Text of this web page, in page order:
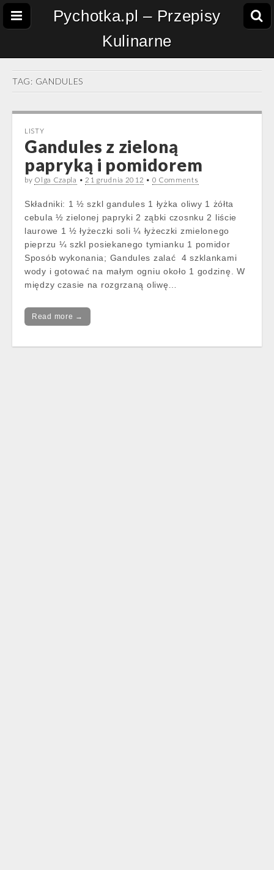
Pychotka.pl – Przepisy
Kulinarne
TAG: GANDULES
LISTY
Gandules z zieloną
papryką i pomidorem
by Olga Czapla • 21 grudnia 2012 • 0 Comments
Składniki: 1 ½ szkl gandules 1 łyżka oliwy 1 żółta
cebula ½ zielonej papryki 2 ząbki czosnku 2 liście
laurowe 1 ½ łyżeczki soli ¼ łyżeczki zmielonego
pieprzu ¼ szkl posiekanego tymianku 1 pomidor
Sposób wykonania; Gandules zalać 4 szklankami
wody i gotować na małym ogniu około 1 godzinę. W
między czasie na rozgrzaną oliwę…
Read more →